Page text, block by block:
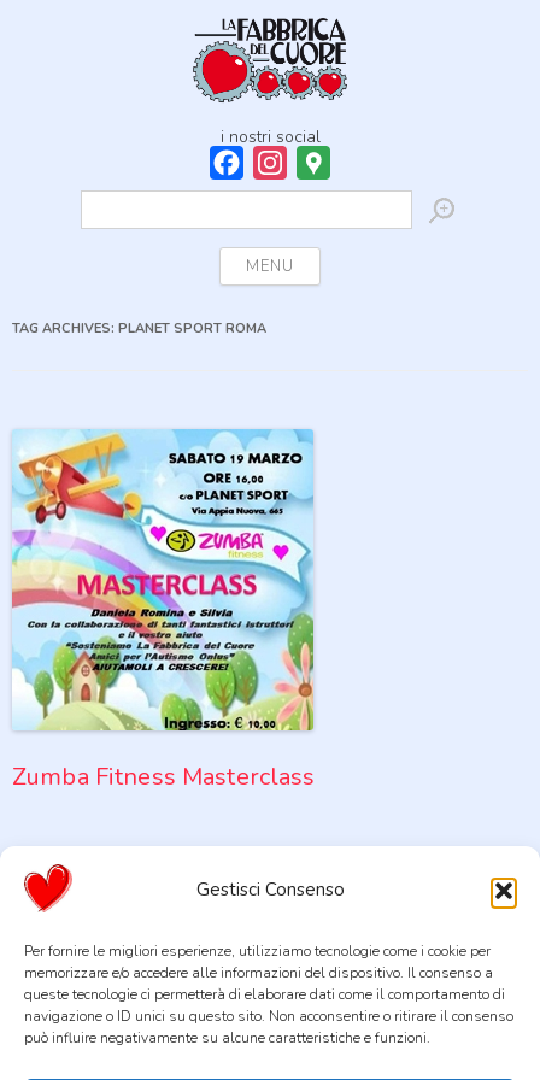
Gestisci Consenso
Per fornire le migliori esperienze, utilizziamo tecnologie come i cookie per
memorizzare e/o accedere alle informazioni del dispositivo. Il consenso a
queste tecnologie ci permetterà di elaborare dati come il comportamento di
navigazione o ID unici su questo sito. Non acconsentire o ritirare il consenso
può influire negativamente su alcune caratteristiche e funzioni.
i nostri social
FacebookInstagram
Maps
Ricerca
MENU
TAG ARCHIVES: PLANET SPORT ROMA
Zumba Fitness Masterclass
La Fabbrica del Cuore STP Società Cooperativa Sociale Tra